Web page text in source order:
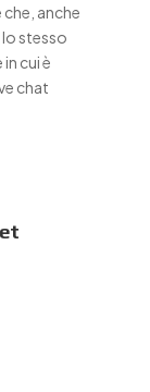
anche
lo stesso
cui è
chat